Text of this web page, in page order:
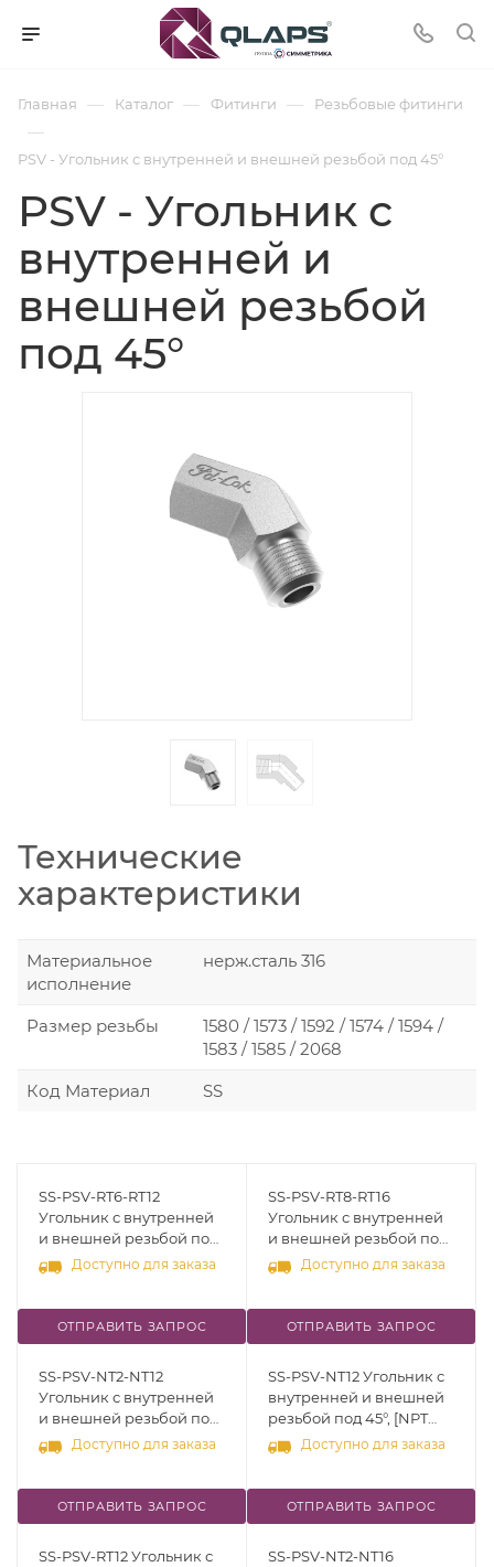
Главная — Каталог — Фитинги — Резьбовые фитинги
—
PSV - Угольник с внутренней и внешней резьбой под 45°
PSV - Угольник с
внутренней и
внешней резьбой
под 45°
Технические
характеристики
Материальное
исполнение
нерж.сталь 316
Размер резьбы
1580 / 1573 / 1592 / 1574 / 1594 /
1583 / 1585 / 2068
Код Материал
SS
SS-PSV-RT6-RT12
Угольник с внутренней
и внешней резьбой под
45°, [R (RT) 3/8" - R (RT)
3/4"], нерж.сталь 316
Доступно для заказа
ОТПРАВИТЬ ЗАПРОС
SS-PSV-RT8-RT16
Угольник с внутренней
и внешней резьбой под
45°, [R (RT) 1/2" - R (RT) 1"],
нерж.сталь 316
Доступно для заказа
ОТПРАВИТЬ ЗАПРОС
SS-PSV-NT2-NT12
Угольник с внутренней
и внешней резьбой под
45°, [NPT 1/8" - NPT 3/4"],
нерж.сталь 316
Доступно для заказа
ОТПРАВИТЬ ЗАПРОС
SS-PSV-NT12 Угольник с
внутренней и внешней
резьбой под 45°, [NPT
3/4"], нерж.сталь 316
Доступно для заказа
ОТПРАВИТЬ ЗАПРОС
SS-PSV-RT12 Угольник с
SS-PSV-NT2-NT16